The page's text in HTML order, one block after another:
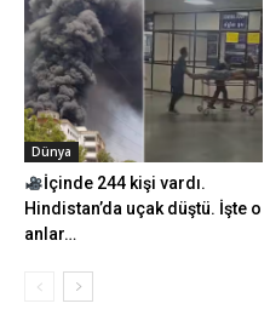
Dünya
İçinde 244 kişi vardı.
Hindistan’da uçak düştü. İşte o
anlar…